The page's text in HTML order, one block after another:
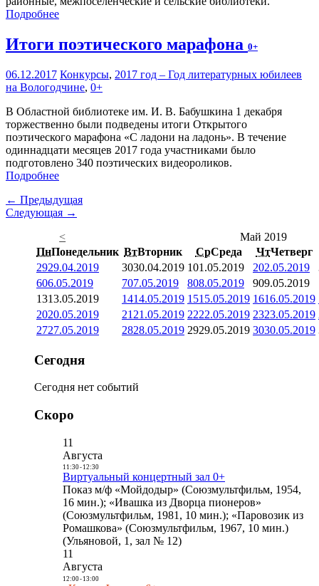
Подробнее
Итоги поэтического марафона 0+
06.12.2017 Конкурсы, 2017 год – Год литературных юбилеев
на Вологодчине, 0+
В Областной библиотеке им. И. В. Бабушкина 1 декабря
торжественно были подведены итоги Открытого
поэтического марафона «С ладони на ладонь». В течение
одиннадцати месяцев 2017 года участниками было
подготовлено 340 поэтических видеороликов.
Подробнее
← Предыдущая
Следующая →
<
Май 2019
ПнПонедельник ВтВторник СрСреда ЧтЧетверг
2929.04.2019 3030.04.2019 101.05.2019 202.05.2019
606.05.2019 707.05.2019 808.05.2019 909.05.2019
1313.05.2019 1414.05.2019 1515.05.2019 1616.05.2019
2020.05.2019 21 21.05.2019 2222.05.2019 2323.05.2019
2727.05.2019 2828.05.2019 2929.05.2019 3030.05.2019
Сегодня
Сегодня нет событий
Скоро
11
Августа
11:30- 12:30
Виртуальный концертный зал 0+
Показ м/ф «Мойдодыр» (Союзмультфильм, 1954,
16 мин.); «Ивашка из Дворца пионеров»
(Союзмультфильм, 1981, 10 мин.); «Паровозик из
Ромашкова» (Союзмультфильм, 1967, 10 мин.)
(Ульяновой, 1, зал № 12)
11
Августа
12:00- 13:00